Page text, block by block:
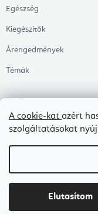
A cookie-kat azért
szolgáltatásokat
Elutasítom
Egészség
Kiegészítők
Árengedmények
Témák
Copyright 2026Flexity.